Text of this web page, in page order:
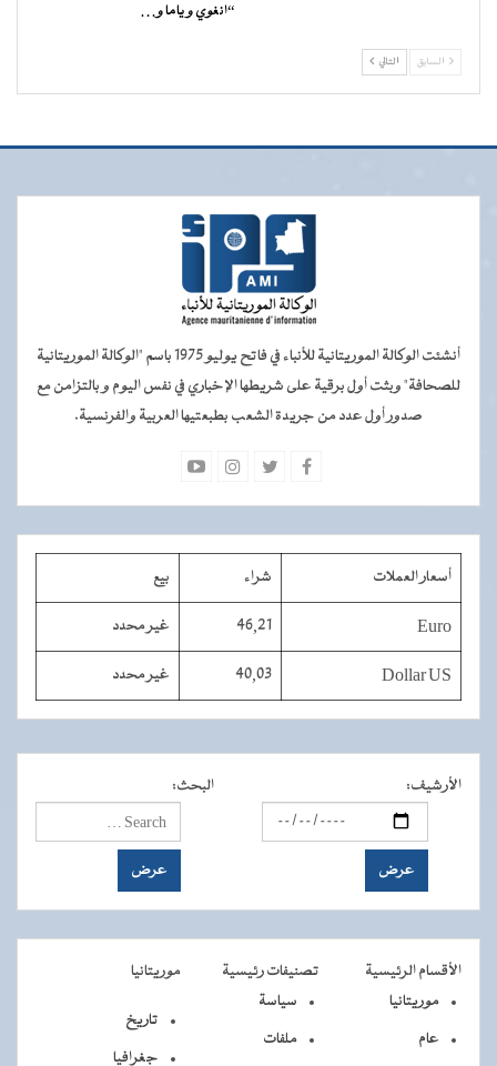
“انغوي و ياما و…
السابق التالي
أنشئت الوكالة الموريتانية للأنباء في فاتح يوليو 1975 باسم "الوكالة الموريتانية
للصحافة" وبثت أول برقية على شريطها الإخباري في نفس اليوم و بالتزامن مع
صدور أول عدد من جريدة الشعب بطبعتيها العربية والفرنسية.
أسعار العملات شراء بيع
Euro
46,21 غير محدد
Dollar US
40,03 غير محدد
الأرشيف: البحث:
الأقسام الرئيسية تصنيفات رئيسية
موريتانيا
موريتانيا
عام
سياسة
ملفات
تاريخ
جغرافيا